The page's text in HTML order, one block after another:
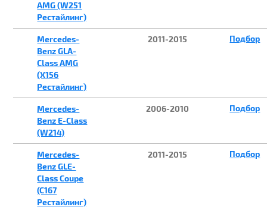
AMG (W251
Рестайлинг)
Mercedes-
Benz GLA-
Class AMG
(X156
Рестайлинг)
2011-2015 Подбор
Mercedes-
Benz E-Class
(W214)
2006-2010 Подбор
Mercedes-
Benz GLE-
Class Coupe
(C167
Рестайлинг)
2011-2015 Подбор